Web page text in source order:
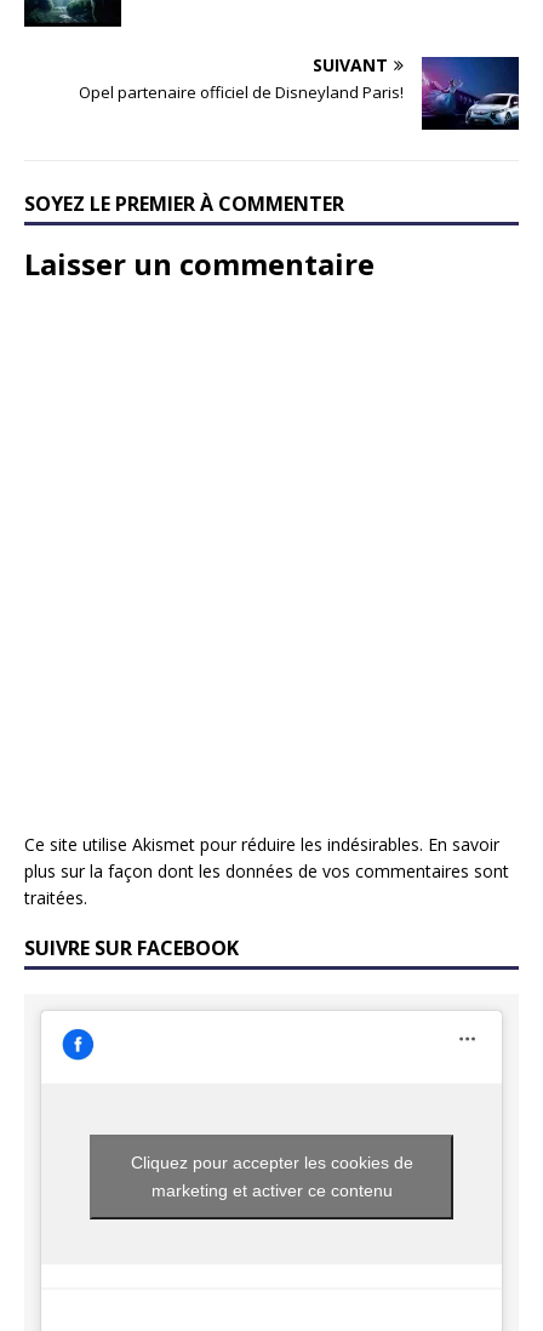
SUIVANT
Opel partenaire officiel de Disneyland Paris!
SOYEZ LE PREMIER À COMMENTER
Laisser un commentaire
Ce site utilise Akismet pour réduire les indésirables. En savoir
plus sur la façon dont les données de vos commentaires sont
traitées.
SUIVRE SUR FACEBOOK
Cliquez pour accepter les cookies de
marketing et activer ce contenu